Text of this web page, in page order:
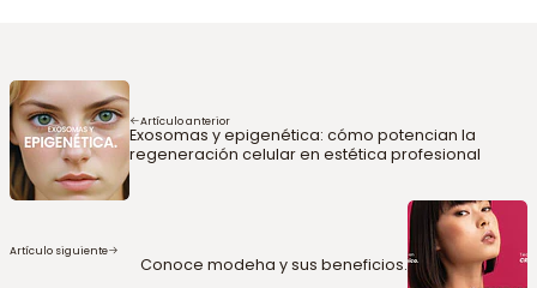
Artículo anterior
Exosomas y epigenética: cómo potencian la
regeneración celular en estética profesional
Artículo siguiente
Conoce modeha y sus beneficios.